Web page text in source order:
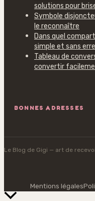
solutions pour
Symbole
le reconnaître
Dans quel
simple et sans
Tableau de
convertir
BONNES ADRESSES
Le Blog de Gigi — art de
Mentions légales